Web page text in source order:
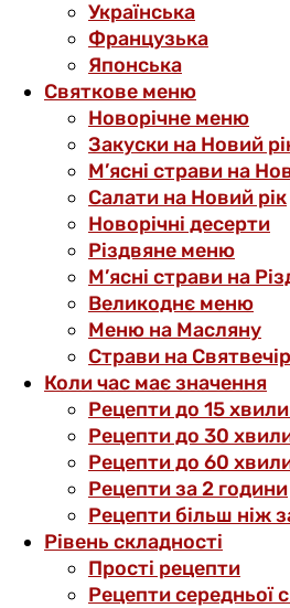
Українська
Французька
Японська
Святкове меню
Новорічне меню
Закуски на Новий
М’ясні страви на
Салати на Новий рік
Новорічні десерти
Різдвяне меню
М’ясні страви на
Великоднє меню
Меню на Масляну
Страви на Святвечір
Коли час має значення
Рецепти до 15
Рецепти до 30
Рецепти до 60
Рецепти за 2 години
Рецепти більш ніж
Рівень складності
Прості рецепти
Рецепти середньої